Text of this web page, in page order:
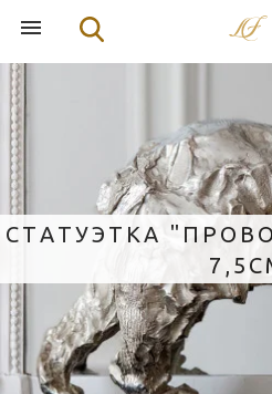
СТАТУЭТКА